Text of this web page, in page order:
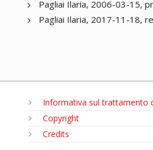
Pagliai Ilaria, 2006-03-15,
Pagliai Ilaria, 2017-11-18,
Informativa sul trattamento
Copyright
Credits